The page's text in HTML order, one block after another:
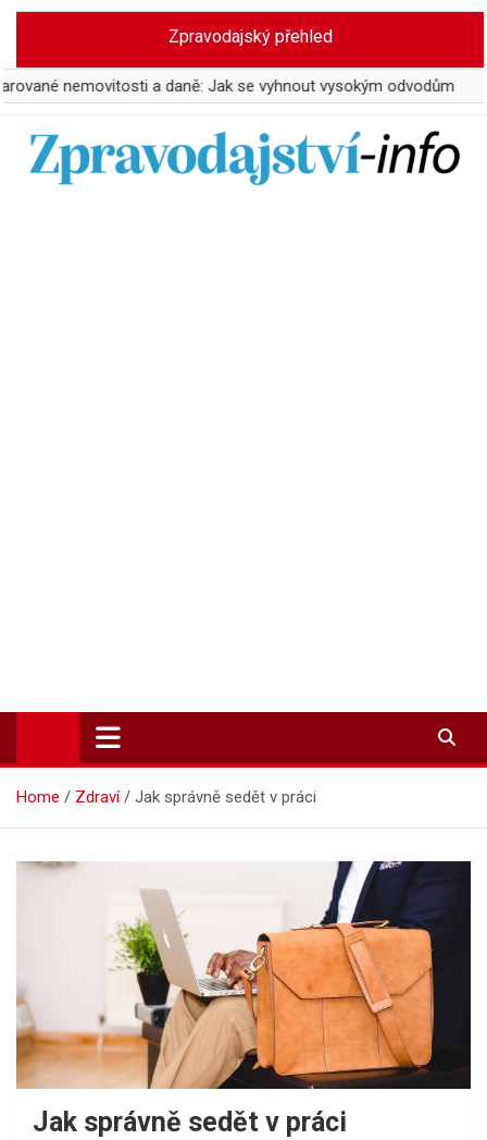
Skip
content
Zpravodajský přehled
a daně: Jak se vyhnout vysokým odvodům Počet
Zpravodajství-info.cz
Aktuality a informace on-line
Home Zdraví Jak správně sedět v práci
Jak správně sedět v práci